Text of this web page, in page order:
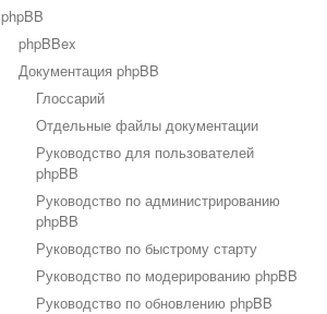
phpBB
phpBBex
Документация phpBB
Глоссарий
Отдельные файлы документации
Руководство для пользователей
phpBB
Руководство по администрированию
phpBB
Руководство по быстрому старту
Руководство по модерированию phpBB
Руководство по обновлению phpBB